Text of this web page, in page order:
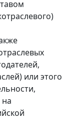
или этого